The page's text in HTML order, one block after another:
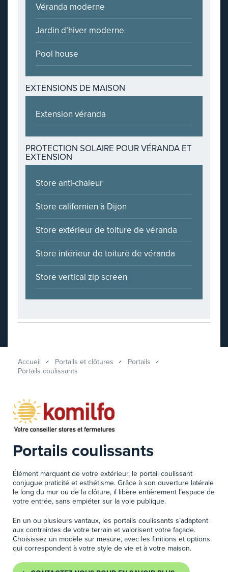
Véranda moderne
Jardin d’hiver moderne
Pool house
EXTENSIONS DE MAISON
Extension véranda
PROTECTION SOLAIRE POUR VÉRANDA ET
EXTENSION
Store anti-chaleur
Store californien à Dijon
Store extérieur de toiture de véranda
Store intérieur de toiture de véranda
Store vertical zip screen
Accueil Portails et clôtures
Portails
Portails coulissants
Portails coulissants
Élément marquant de votre extérieur, le portail coulissant
conjugue praticité et esthétisme. Grâce à son ouverture latérale
le long du mur ou de la clôture, il libère entièrement l’espace de
votre entrée, sans empiéter sur la voie publique.
En un ou plusieurs vantaux, les portails coulissants s’adaptent
aux contraintes de votre terrain et valorisent votre façade.
Choisissez un modèle sur mesure, avec les finitions et options
qui correspondent à votre style de vie et à votre maison.